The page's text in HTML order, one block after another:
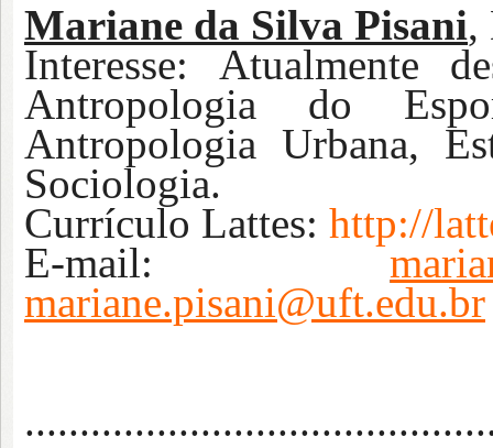
Mariane da Silva Pisani,
Interesse: Atualmente
Antropologia do
Antropologia Urbana,
Sociologia.
Currículo Lattes: http://
E-mail:
mariane.pisani@uft.edu.br